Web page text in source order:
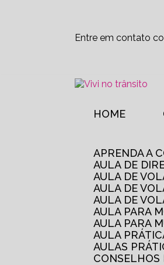
Entre em contato
HOME
APRENDA A
AULA DE
AULA DE
AULA DE
AULA DE
AULA PARA
AULA PARA
AULA
AULAS